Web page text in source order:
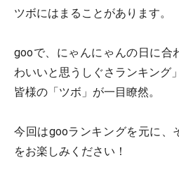
ツボにはまることがあります。
gooで、にゃんにゃんの日に合
わいいと思うしぐさランキング
皆様の「ツボ」が一目瞭然。
今回はgooランキングを元に、
をお楽しみください！